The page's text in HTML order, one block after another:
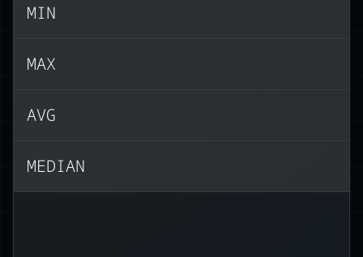
MIN
MAX
AVG
MEDIAN